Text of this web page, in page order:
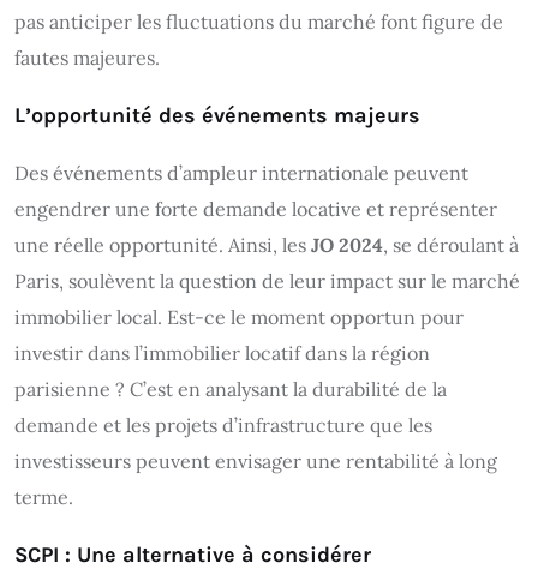
pas anticiper les fluctuations du marché font figure de
fautes majeures.
L’opportunité des événements majeurs
Des événements d’ampleur internationale peuvent
engendrer une forte demande locative et représenter
une réelle opportunité. Ainsi, les JO 2024, se déroulant à
Paris, soulèvent la question de leur impact sur le marché
immobilier local. Est-ce le moment opportun pour
investir dans l’immobilier locatif dans la région
parisienne ? C’est en analysant la durabilité de la
demande et les projets d’infrastructure que les
investisseurs peuvent envisager une rentabilité à long
terme.
SCPI : Une alternative à considérer